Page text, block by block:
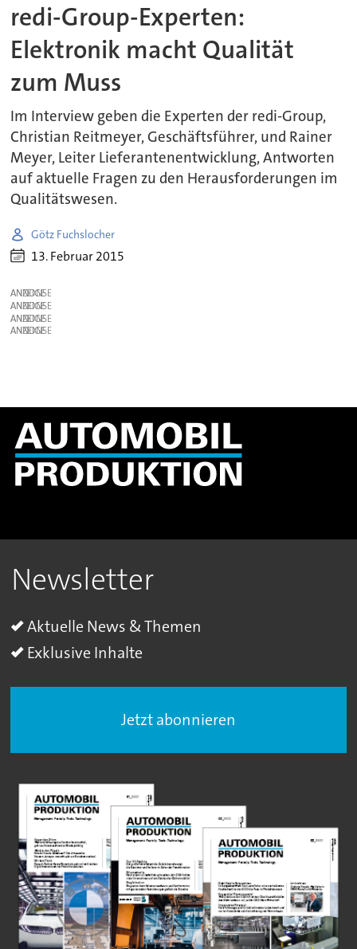
redi-Group-Experten:
Elektronik macht Qualität
zum Muss
Im Interview geben die Experten der redi-Group,
Christian Reitmeyer, Geschäftsführer, und Rainer
Meyer, Leiter Lieferantenentwicklung, Antworten
auf aktuelle Fragen zu den Herausforderungen im
Qualitätswesen.
Götz Fuchslocher
13. Februar 2015
ANZEIGE
ANZEIGE
ANZEIGE
ANZEIGE
Newsletter
Aktuelle News & Themen
Exklusive Inhalte
Jetzt abonnieren